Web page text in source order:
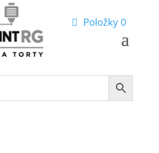
Položky 0